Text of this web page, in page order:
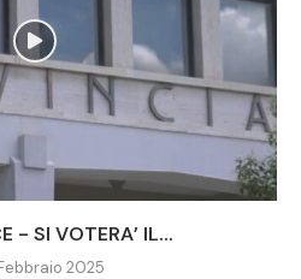
- SI VOTERA’ IL...
2025